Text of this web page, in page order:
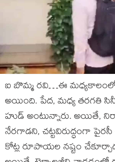
ఐ బొమ్మ రవి…ఈ
అయింది. పేద, మధ్య తరగతి సినీ
హుడ్ అంటున్నారు. అయితే,
నేరగాడని, చట్టవిరుద్ధంగా పైరసీ
కోట్ల రూపాయల నష్టం